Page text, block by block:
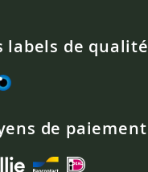
labels de qualité
de paiement